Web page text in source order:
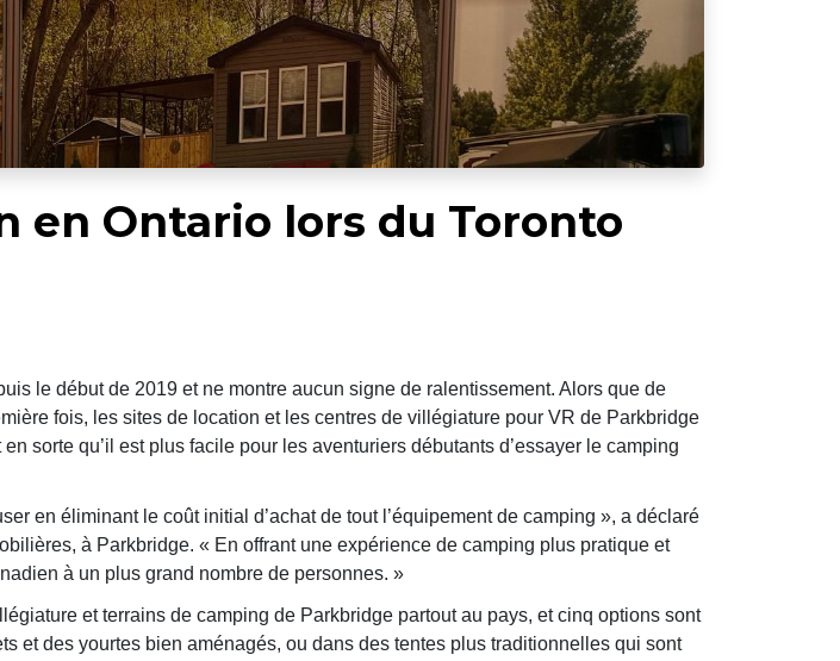
en Ontario lors du Toronto
le début de 2019 et ne montre aucun signe de ralentissement. Alors que de
fois, les sites de location et les centres de villégiature pour VR de Parkbridge
sorte qu’il est plus facile pour les aventuriers débutants d’essayer le camping
en éliminant le coût initial d’achat de tout l’équipement de camping », a déclaré
à Parkbridge. « En offrant une expérience de camping plus pratique et
à un plus grand nombre de personnes. »
et terrains de camping de Parkbridge partout au pays, et cinq options sont
et des yourtes bien aménagés, ou dans des tentes plus traditionnelles qui sont